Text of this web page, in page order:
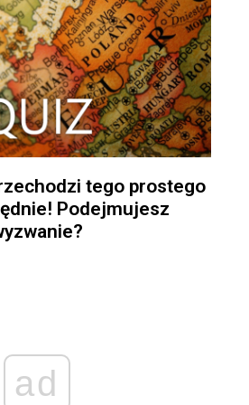
tego prostego
Podejmujesz
ad